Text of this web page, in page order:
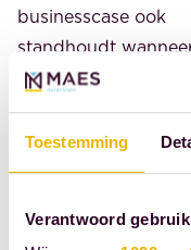
Toestemming
Verantwoord
businesscase ook
standhoudt
inflatie tijdelijk harder
stijgt dan de
huurgroei.
aandachtspunt is